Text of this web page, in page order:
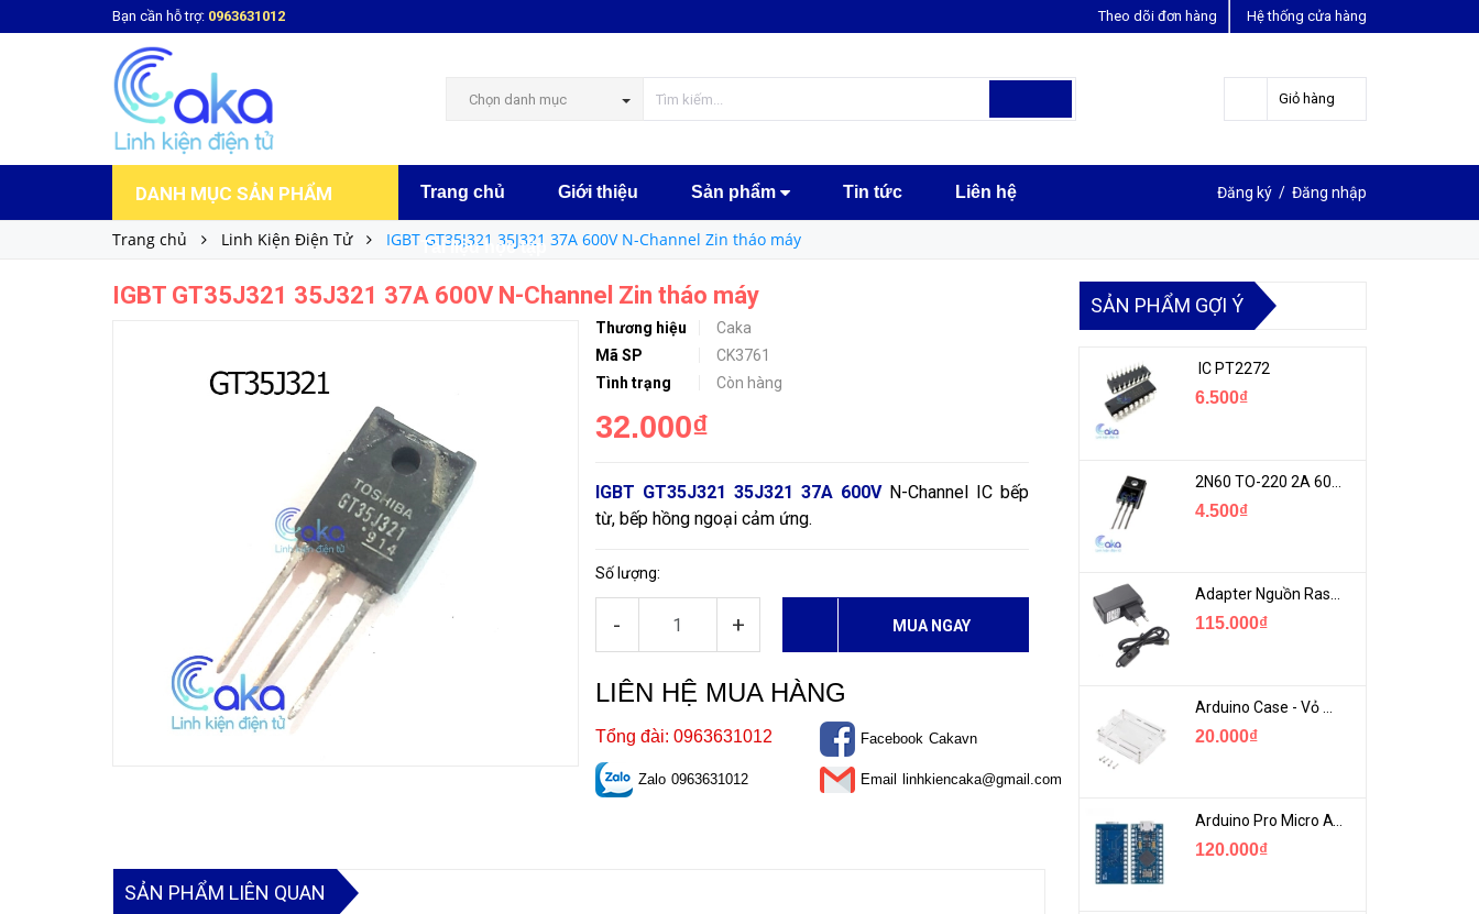
Bạn cần hỗ trợ: 0963631012 Hệ thống cửa hàng
Theo dõi đơn hàng
Chọn danh mục Giỏ hàng
DANH MỤC SẢN PHẨM Trang chủ Giới thiệu Sản phẩm Tin tức Liên hệ
Tài liệu học tập
Đăng ký / Đăng nhập
Trang chủ Linh Kiện Điện Tử IGBT GT35J321 35J321 37A 600V N-Channel Zin tháo máy
IGBT GT35J321 35J321 37A 600V N-Channel Zin tháo máy
Thương hiệu
Caka
Mã SP
CK3761
Tình trạng
Còn hàng
32.000₫
IGBT GT35J321 35J321 37A 600VN-Channel IC bếp
từ, bếp hồng ngoại cảm ứng.
Số lượng:
- + MUA NGAY
LIÊN HỆ MUA HÀNG
Tổng đài: 0963631012
Zalo 0963631012
Facebook Cakavn
Email linhkiencaka@gmail.com
IGBT GT35J321 35J321 37A 600V N-Channel Zin tháo máy
MUA NGAY LIÊN HỆ ĐẶT HÀNG
SẢN PHẨM LIÊN QUAN
SẢN PHẨM GỢI Ý
IC PT2272
6.500₫
4.500₫
Adapter Nguồn Raspberry 5V 2.5A - USB Micro Có Công Tắc
115.000₫
20.000₫
Arduino Pro Micro ATmega32U4 USB Mini
120.000₫